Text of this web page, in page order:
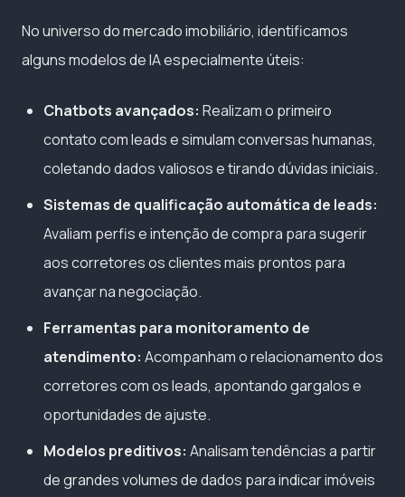
No universo do mercado imobiliário, identificamos
alguns modelos de IA especialmente úteis:
Chatbots avançados: Realizam o primeiro
contato com leads e simulam conversas humanas,
coletando dados valiosos e tirando dúvidas iniciais.
Sistemas de qualificação automática de leads:
Avaliam perfis e intenção de compra para sugerir
aos corretores os clientes mais prontos para
avançar na negociação.
Ferramentas para monitoramento de
atendimento: Acompanham o relacionamento dos
corretores com os leads, apontando gargalos e
oportunidades de ajuste.
Modelos preditivos: Analisam tendências a partir
de grandes volumes de dados para indicar imóveis